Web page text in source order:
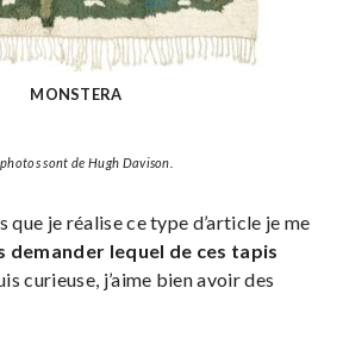
MONSTERA
photos sont de Hugh Davison.
que je réalise ce type d’article je me
demander lequel de ces tapis
curieuse, j’aime bien avoir des